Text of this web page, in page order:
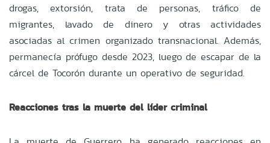
drogas, extorsión, trata de personas, tráfico de
migrantes, lavado de dinero y otras actividades
asociadas al crimen organizado transnacional. Además,
permanecía prófugo desde 2023, luego de escapar de la
cárcel de Tocorón durante un operativo de seguridad.
Reacciones tras la muerte del líder criminal